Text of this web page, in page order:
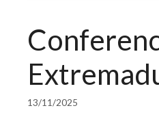
13/11/2025